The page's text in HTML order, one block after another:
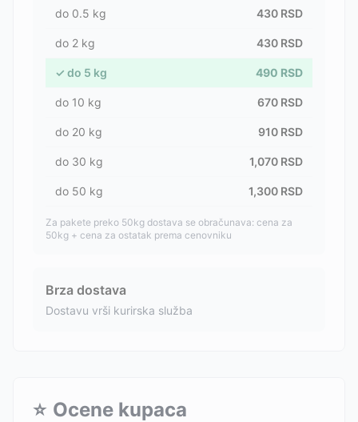
do 0.5 kg 430 RSD
do 2 kg 430 RSD
✓ do 5 kg 490 RSD
do 10 kg 670 RSD
do 20 kg 910 RSD
do 30 kg 1,070 RSD
do 50 kg 1,300 RSD
Za pakete preko 50kg dostava se obračunava: cena za
50kg + cena za ostatak prema cenovniku
Brza dostava
Dostavu vrši kurirska služba
⭐ Ocene kupaca